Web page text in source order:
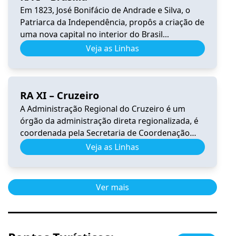
Em 1823, José Bonifácio de Andrade e Silva, o
Patriarca da Independência, propôs a criação de
uma nova capital no interior do Brasil
(sugerindo o nome Brasília), longe dos portos
para garantir a segurança do país. A vocação
Bosco. O […]
Veja as Linhas
RA XI – Cruzeiro
A Administração Regional do Cruzeiro é um
órgão da administração direta regionalizada, é
coordenada pela Secretaria de Coordenação
das Cidades. Tem por competência representar
o Governo do Distrito Federal na execução das
sua jurisdição. A Região Administrativa do
Cruzeiro encontra-se dentro da Poligonal de
Veja as Linhas
Ver mais